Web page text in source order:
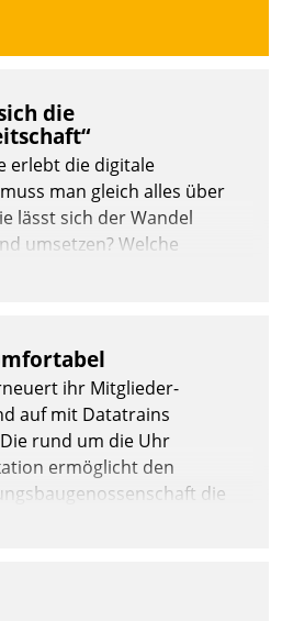
die
erlebt die digitale
man gleich alles über
lässt sich der Wandel
umsetzen? Welche
ihr Mitglieder-
auf mit Datatrains
rund um die Uhr
ermöglicht den
die
Tablet oder PC.